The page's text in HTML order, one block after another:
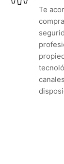
Te